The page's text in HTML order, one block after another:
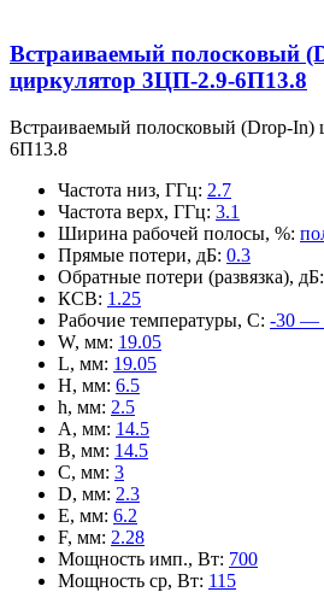
Встраиваемый полосковый
циркулятор 3ЦП-2.9-6П13.8
Встраиваемый полосковый (Drop-In)
6П13.8
Частота низ, ГГц: 2.7
Частота верх, ГГц: 3.1
Ширина рабочей полосы, %:
Прямые потери, дБ: 0.3
Обратные потери (развязка), дБ:
КСВ: 1.25
Рабочие температуры, С: -30 —
W, мм: 19.05
L, мм: 19.05
H, мм: 6.5
h, мм: 2.5
A, мм: 14.5
B, мм: 14.5
C, мм: 3
D, мм: 2.3
E, мм: 6.2
F, мм: 2.28
Мощность имп., Вт: 700
Мощность ср, Вт: 115